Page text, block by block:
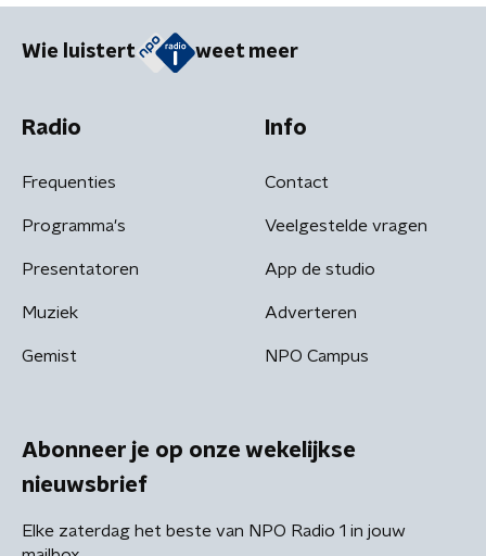
Wie luistert weet meer
Radio
Frequenties
Programma's
Presentatoren
Muziek
Gemist
Info
Contact
Veelgestelde vragen
App de studio
Adverteren
NPO Campus
Abonneer je op onze wekelijkse
nieuwsbrief
Elke zaterdag het beste van NPO Radio 1 in jouw